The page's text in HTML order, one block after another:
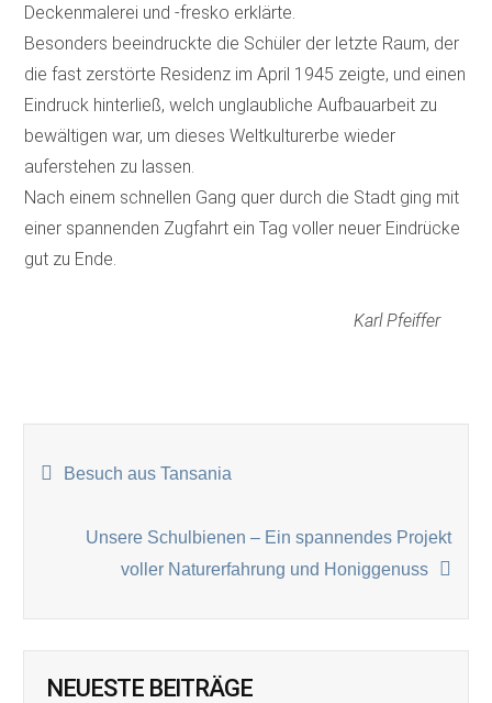
Deckenmalerei und -fresko erklärte.
Besonders beeindruckte die Schüler der letzte Raum, der
die fast zerstörte Residenz im April 1945 zeigte, und einen
Eindruck hinterließ, welch unglaubliche Aufbauarbeit zu
bewältigen war, um dieses Weltkulturerbe wieder
auferstehen zu lassen.
Nach einem schnellen Gang quer durch die Stadt ging mit
einer spannenden Zugfahrt ein Tag voller neuer Eindrücke
gut zu Ende.
Karl Pfeiffer
BEITRAGSNAVIGATION
Besuch aus Tansania
Unsere Schulbienen – Ein spannendes Projekt
voller Naturerfahrung und Honiggenuss
NEUESTE BEITRÄGE